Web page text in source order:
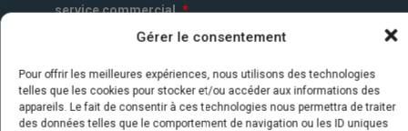
Gérer le consentement
Pour offrir les meilleures expériences, nous utilisons des technologies
telles que les cookies pour stocker et/ou accéder aux informations des
appareils. Le fait de consentir à ces technologies nous permettra de traiter
des données telles que le comportement de navigation ou les ID uniques
service commercial.*